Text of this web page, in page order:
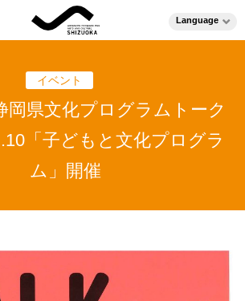
Language
イベント
岡県文化プログラムトーク
「子どもと文化プログラ
ム」開催